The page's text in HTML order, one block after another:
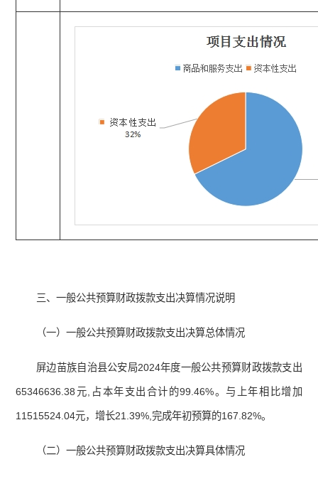
三、一般公共预算财政拨款支出决算情况说明
（一）一般公共预算财政拨款支出决算总体情况
屏边苗族自治县公安局2024年度一般公共预算财政拨款支出
65346636.38元,占本年支出合计的99.46%。与上年相比增加
11515524.04元，增长21.39%,完成年初预算的167.82%。
（二）一般公共预算财政拨款支出决算具体情况